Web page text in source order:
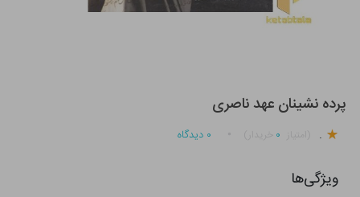
پرده نشینان عهد ناصری
. ۰ ۰ دیدگاه
ویژگی‌ها